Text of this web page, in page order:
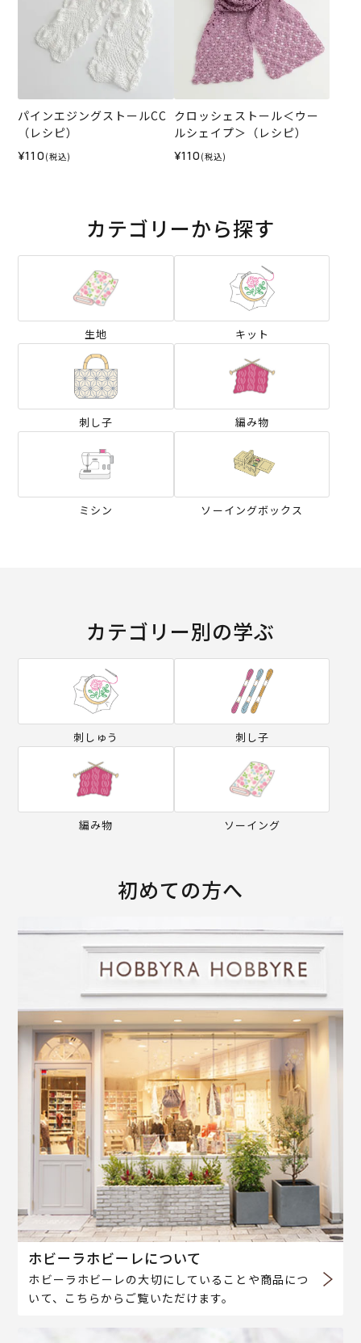
パインエジングストールCC
（レシピ）
¥110 (税込)
クロッシェストール＜ウー
ルシェイプ＞（レシピ）
¥110 (税込)
カテゴリーから探す
生地 キット
刺し子 編み物
ミシン ソーイングボックス
カテゴリー別の学ぶ
刺しゅう 刺し子
編み物 ソーイング
初めての方へ
ホビーラホビーレについて
ホビーラホビーレの大切にしていることや商品につ
いて、こちらからご覧いただけます。